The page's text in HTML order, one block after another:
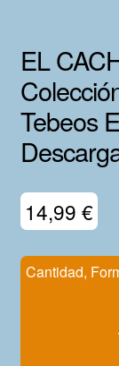
Lotes 100
Adultos
Mi Cuenta
EL
Tebeos
14,99 €
Cantidad,